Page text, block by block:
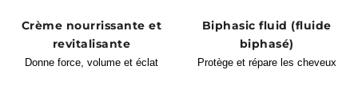
Crème nourrissante et
revitalisante
Donne force, volume et éclat
Biphasic fluid (fluide
biphasé)
Protège et répare les cheveux